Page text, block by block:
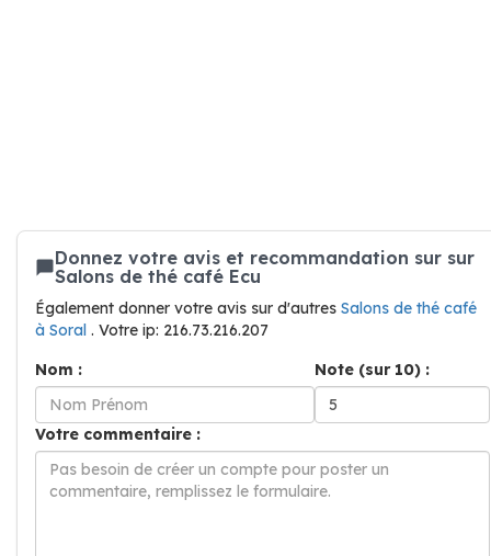
Donnez votre avis et recommandation sur sur
Salons de thé café Ecu
Également donner votre avis sur d'autres Salons de thé café
à Soral . Votre ip: 216.73.216.207
Nom :
Note (sur 10) :
Votre commentaire :